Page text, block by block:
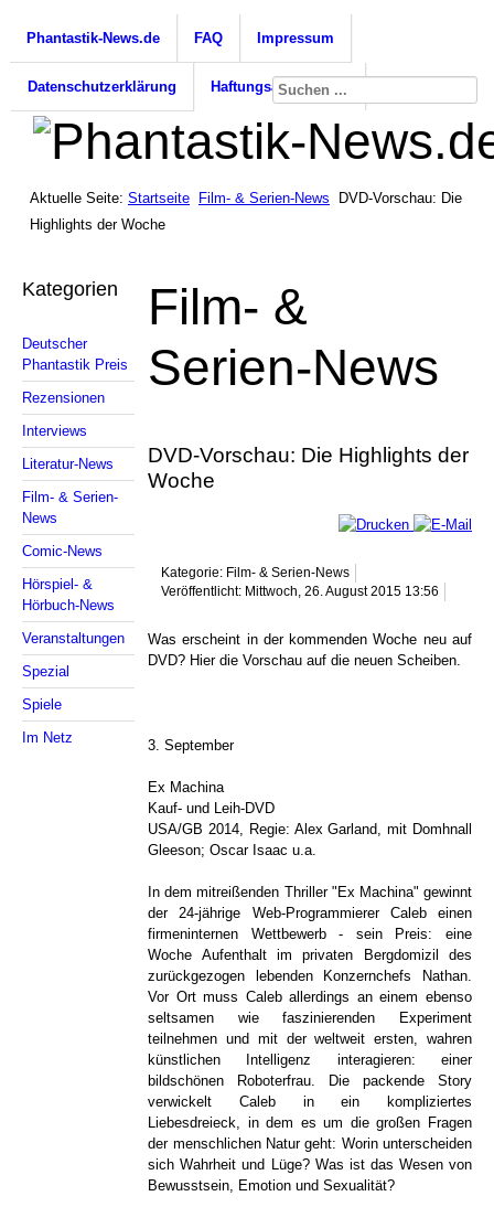
Phantastik-News.de FAQ Impressum
Datenschutzerklärung Haftungsausschluss
Aktuelle Seite: Startseite Film- & Serien-News
DVD-Vorschau: Die
Highlights der Woche
Kategorien
Deutscher
Phantastik Preis
Rezensionen
Interviews
Literatur-News
Film- & Serien-
News
Comic-News
Hörspiel- &
Hörbuch-News
Veranstaltungen
Spezial
Spiele
Im Netz
Film- &
Serien-News
DVD-Vorschau: Die Highlights der
Woche
Kategorie: Film- & Serien-News
Veröffentlicht: Mittwoch, 26. August 2015 13:56
Was erscheint in der kommenden Woche neu auf
DVD? Hier die Vorschau auf die neuen Scheiben.
3. September
Ex Machina
Kauf- und Leih-DVD
USA/GB 2014, Regie: Alex Garland, mit Domhnall
Gleeson; Oscar Isaac u.a.
In dem mitreißenden Thriller "Ex Machina" gewinnt
der 24-jährige Web-Programmierer Caleb einen
firmeninternen Wettbewerb - sein Preis: eine
Woche Aufenthalt im privaten Bergdomizil des
zurückgezogen lebenden Konzernchefs Nathan.
Vor Ort muss Caleb allerdings an einem ebenso
seltsamen wie faszinierenden Experiment
teilnehmen und mit der weltweit ersten, wahren
künstlichen Intelligenz interagieren: einer
bildschönen Roboterfrau. Die packende Story
verwickelt Caleb in ein kompliziertes
Liebesdreieck, in dem es um die großen Fragen
der menschlichen Natur geht: Worin unterscheiden
sich Wahrheit und Lüge? Was ist das Wesen von
Bewusstsein, Emotion und Sexualität?